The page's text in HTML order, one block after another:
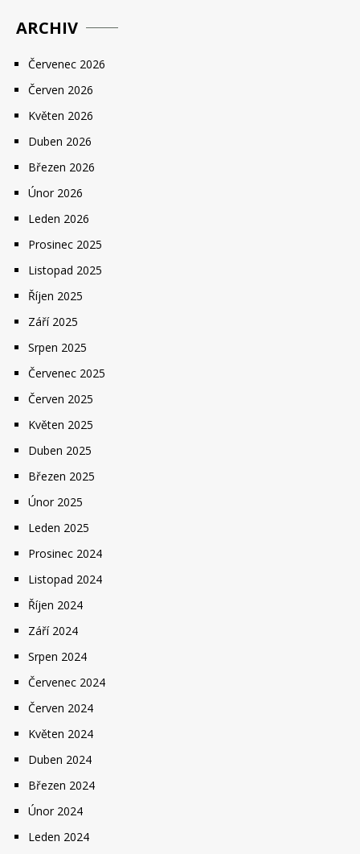
ARCHIV
Červenec 2026
Červen 2026
Květen 2026
Duben 2026
Březen 2026
Únor 2026
Leden 2026
Prosinec 2025
Listopad 2025
Říjen 2025
Září 2025
Srpen 2025
Červenec 2025
Červen 2025
Květen 2025
Duben 2025
Březen 2025
Únor 2025
Leden 2025
Prosinec 2024
Listopad 2024
Říjen 2024
Září 2024
Srpen 2024
Červenec 2024
Červen 2024
Květen 2024
Duben 2024
Březen 2024
Únor 2024
Leden 2024